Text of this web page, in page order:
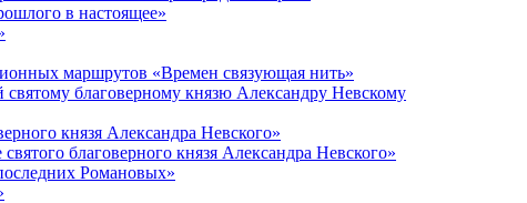
в настоящее»
маршрутов «Времен связующая нить»
благоверному князю Александру Невскому
князя Александра Невского»
благоверного князя Александра Невского»
Романовых»